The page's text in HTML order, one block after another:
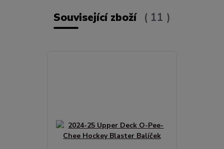
Související zboží 11